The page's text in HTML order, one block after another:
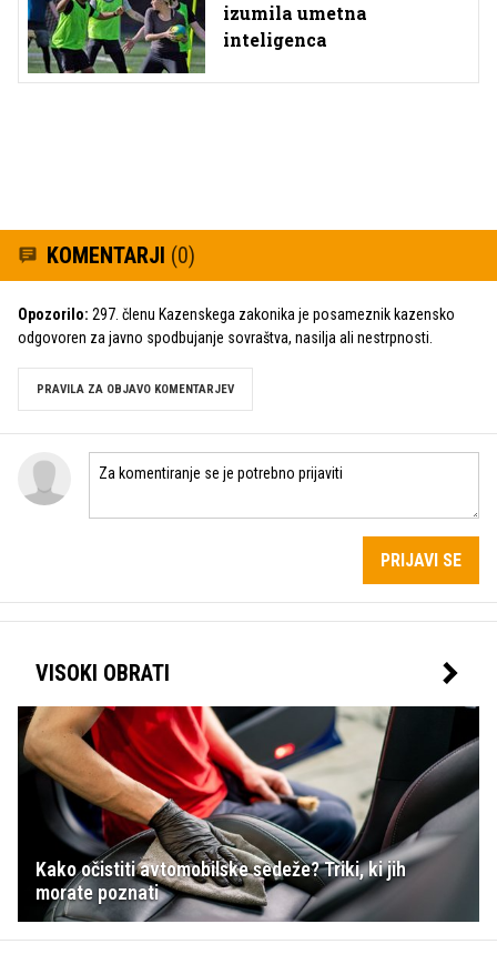
izumila umetna
inteligenca
KOMENTARJI (0)
Opozorilo: 297. členu Kazenskega zakonika je posameznik kazensko
odgovoren za javno spodbujanje sovraštva, nasilja ali nestrpnosti.
PRAVILA ZA OBJAVO KOMENTARJEV
PRIJAVI SE
VISOKI OBRATI
Kako očistiti avtomobilske sedeže? Triki, ki jih
morate poznati